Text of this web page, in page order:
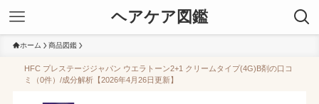
ヘアケア図鑑
ホーム 商品図鑑
HFC プレステージジャパン ウエラトーン2+1 クリームタイプ(4G)B剤の口コ
ミ（0件）/成分解析【2026年4月26日更新】